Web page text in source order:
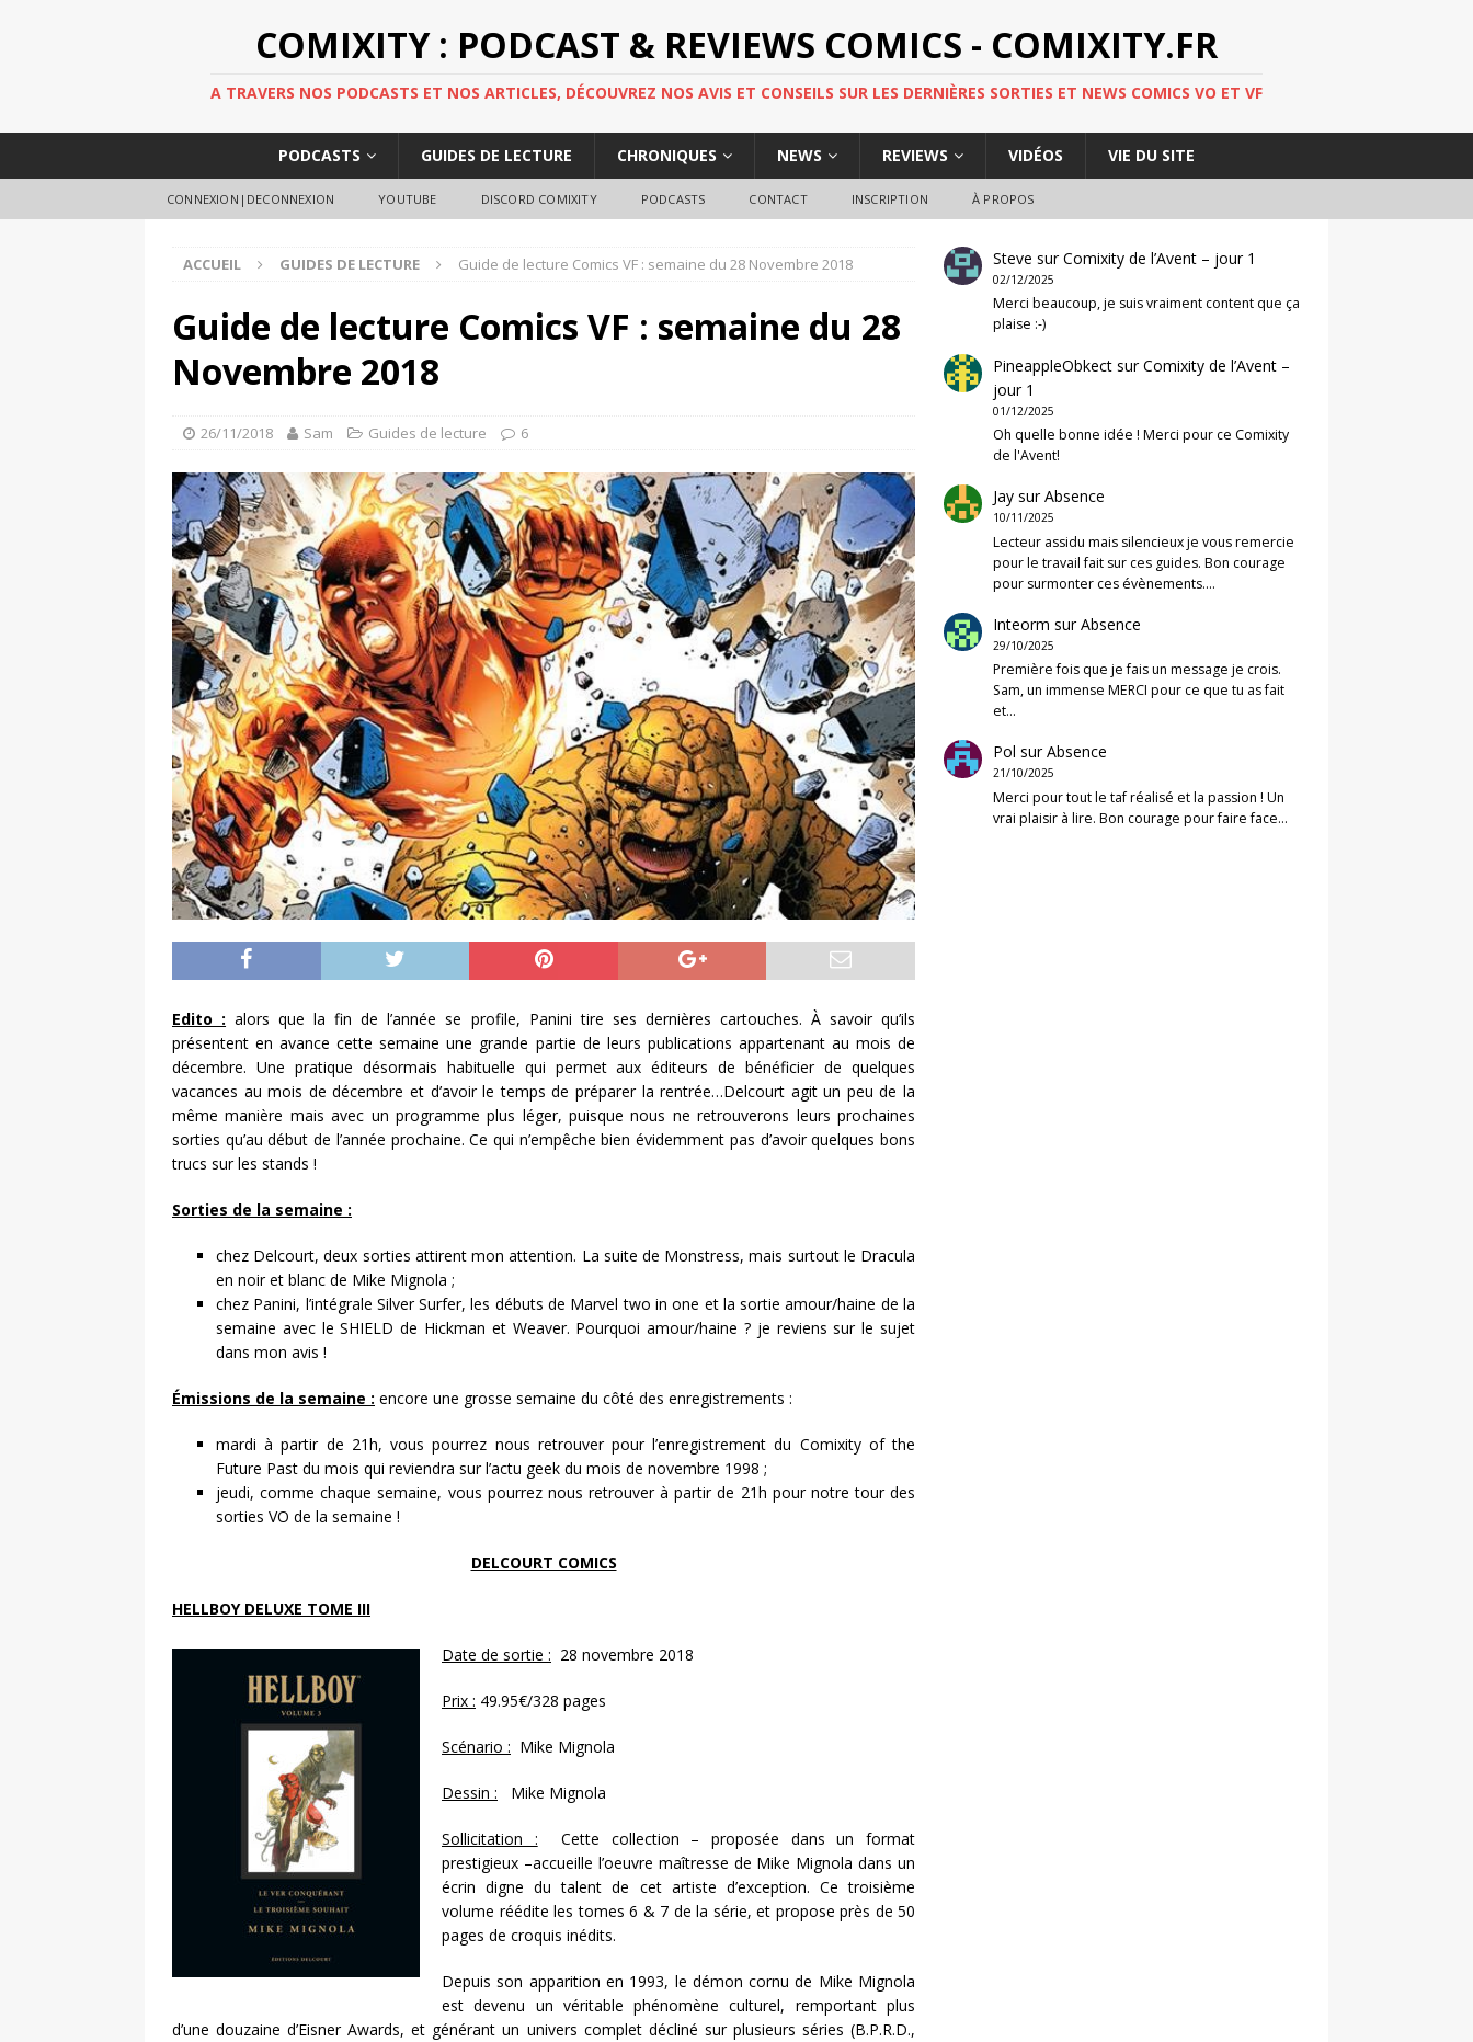
COMIXITY : PODCAST & REVIEWS COMICS - COMIXITY.FR
A TRAVERS NOS PODCASTS ET NOS ARTICLES, DÉCOUVREZ NOS AVIS ET CONSEILS SUR LES DERNIÈRES SORTIES ET NEWS COMICS VO ET VF
PODCASTS GUIDES DE LECTURE CHRONIQUES NEWS REVIEWS VIDÉOS VIE DU SITE
CONNEXION|DECONNEXION YOUTUBE DISCORD COMIXITY PODCASTS CONTACT INSCRIPTION À PROPOS
ACCUEIL GUIDES DE LECTURE Guide de lecture Comics VF : semaine du 28 Novembre 2018
Guide de lecture Comics VF : semaine du 28
Novembre 2018
26/11/2018 Sam Guides de lecture 6
Edito : alors que la fin de l’année se profile, Panini tire ses dernières cartouches. À savoir qu’ils
présentent en avance cette semaine une grande partie de leurs publications appartenant au mois de
décembre. Une pratique désormais habituelle qui permet aux éditeurs de bénéficier de quelques
vacances au mois de décembre et d’avoir le temps de préparer la rentrée…Delcourt agit un peu de la
même manière mais avec un programme plus léger, puisque nous ne retrouverons leurs prochaines
sorties qu’au début de l’année prochaine. Ce qui n’empêche bien évidemment pas d’avoir quelques bons
trucs sur les stands !
Sorties de la semaine :
chez Delcourt, deux sorties attirent mon attention. La suite de Monstress, mais surtout le Dracula
en noir et blanc de Mike Mignola ;
chez Panini, l’intégrale Silver Surfer, les débuts de Marvel two in one et la sortie amour/haine de la
semaine avec le SHIELD de Hickman et Weaver. Pourquoi amour/haine ? je reviens sur le sujet
dans mon avis !
Émissions de la semaine : encore une grosse semaine du côté des enregistrements :
mardi à partir de 21h, vous pourrez nous retrouver pour l’enregistrement du Comixity of the
Future Past du mois qui reviendra sur l’actu geek du mois de novembre 1998 ;
jeudi, comme chaque semaine, vous pourrez nous retrouver à partir de 21h pour notre tour des
sorties VO de la semaine !
DELCOURT COMICS
HELLBOY DELUXE TOME III
Date de sortie : 28 novembre 2018
Prix : 49.95€/328 pages
Scénario : Mike Mignola
Dessin : Mike Mignola
Sollicitation : Cette collection – proposée dans un format
prestigieux –accueille l’oeuvre maîtresse de Mike Mignola dans un
écrin digne du talent de cet artiste d’exception. Ce troisième
volume réédite les tomes 6 & 7 de la série, et propose près de 50
pages de croquis inédits.
Depuis son apparition en 1993, le démon cornu de Mike Mignola
est devenu un véritable phénomène culturel, remportant plus
d’une douzaine d’Eisner Awards, et générant un univers complet décliné sur plusieurs séries (B.P.R.D.,
Steve surComixity de l’Avent – jour 1
02/12/2025
Merci beaucoup, je suis vraiment content que ça
plaise :-)
PineappleObkect surComixity de l’Avent –
jour 1
01/12/2025
Oh quelle bonne idée ! Merci pour ce Comixity
de l'Avent!
Jay surAbsence
10/11/2025
Lecteur assidu mais silencieux je vous remercie
pour le travail fait sur ces guides. Bon courage
pour surmonter ces évènements.…
Inteorm surAbsence
29/10/2025
Première fois que je fais un message je crois.
Sam, un immense MERCI pour ce que tu as fait
et…
Pol surAbsence
21/10/2025
Merci pour tout le taf réalisé et la passion ! Un
vrai plaisir à lire. Bon courage pour faire face…